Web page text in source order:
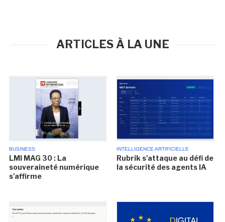
ARTICLES À LA UNE
BUSINESS
LMI MAG 30 : La
souveraineté numérique
s'affirme
INTELLIGENCE ARTIFICIELLE
Rubrik s'attaque au défi de
la sécurité des agents IA